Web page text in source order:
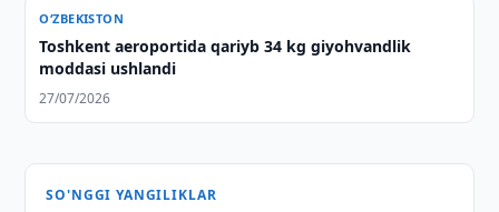
O‘ZBEKISTON
Toshkent aeroportida qariyb 34 kg giyohvandlik
moddasi ushlandi
27/07/2026
SO'NGGI YANGILIKLAR